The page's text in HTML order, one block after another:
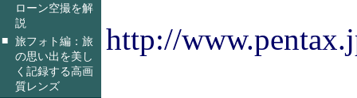
ローン空撮を解
説
■ 旅フォト編：旅
の思い出を美し
く記録する高画
質レンズ
http://